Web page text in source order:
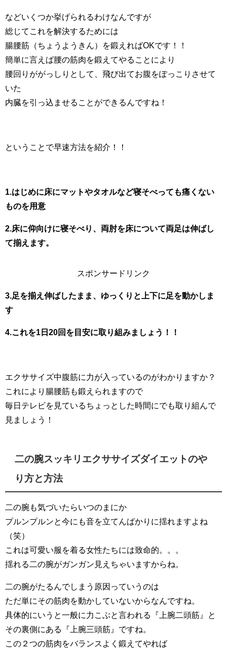
などいくつか挙げられるわけなんですが
総じてこれを解決するためには
腸腰筋（ちょうようきん）を鍛えればOKです！！
簡単に言えば腰の筋肉を鍛えてやることにより
腰回りががっしりとして、飛び出てお腹をぽっこりさせて
いた
内臓を引っ込ませることができるんですね！
ということで早速方法を紹介！！
1.はじめに床にマットやタオルなど寝そべっても痛くない
ものを用意
2.床に仰向けに寝そべり、両肘を床について両足は伸ばし
て揃えます。
スポンサードリンク
3.足を揃え伸ばしたまま、ゆっくりと上下に足を動かしま
す
4.これを1日20回を目安に取り組みましょう！！
エクササイズ中腹筋に力が入っているのがわかりますか？
これにより腸腰筋も鍛えられますので
毎日テレビを見ているちょっとした時間にでも取り組んで
見ましょう！
二の腕スッキリエクササイズダイエットのや
り方と方法
二の腕も気づいたらいつのまにか
プルンプルンと今にも音を立てんばかりに揺れますよね
（笑）
これは可愛い服を着る女性たちには致命的。。。
揺れる二の腕がガンガン見えちゃいますからね。
二の腕がたるんでしまう原因っていうのは
ただ単にその筋肉を動かしていないからなんですね。
具体的にいうと一般に力こぶと言われる『上腕二頭筋』と
その裏側にある『上腕三頭筋』ですね。
この２つの筋肉をバランスよく鍛えてやれば